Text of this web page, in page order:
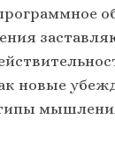
новые